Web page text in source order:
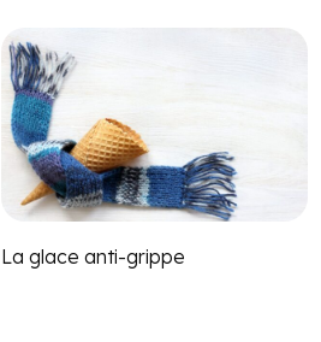
La glace anti-grippe